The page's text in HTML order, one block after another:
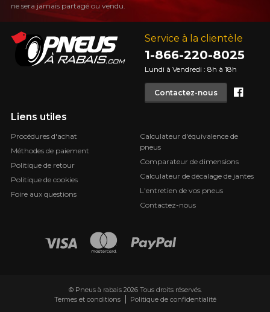
Service à la clientèle
1-866-220-8025
Lundi à Vendredi : 8h à 18h
Contactez-nous
Liens utiles
Procédures d'achat
Méthodes de paiement
Politique de retour
Politique de cookies
Foire aux questions
Calculateur d'équivalence de
pneus
Comparateur de dimensions
Calculateur de décalage de jantes
L'entretien de vos pneus
Contactez-nous
ne sera jamais partagé ou vendu.
© Pneus à rabais 2026 Tous droits réservés.
Termes et conditions
Politique de confidentialité